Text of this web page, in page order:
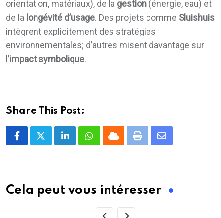
orientation, matériaux), de la gestion (énergie, eau) et
de la longévité d’usage. Des projets comme Sluishuis
intègrent explicitement des stratégies
environnementales; d’autres misent davantage sur
l’impact symbolique.
Share This Post:
LinkedInWhatsappCloudPrint
Share
Cela peut vous intéresser